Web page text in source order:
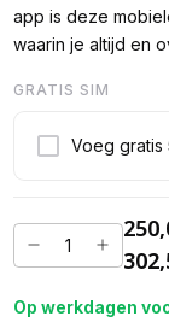
app is deze
waarin je altijd en
GRATIS SIM
Voeg gratis
Op werkdagen